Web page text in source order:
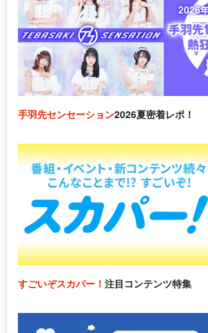
手羽先センセーション2026夏密着レポ！
すごいぞスカパー！ 注目コンテンツ特集